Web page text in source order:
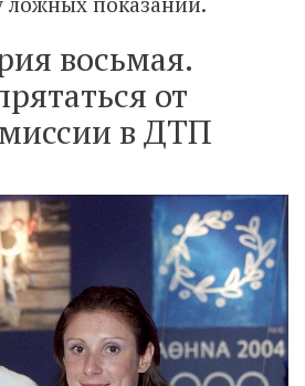
восьмая.
от
в ДТП